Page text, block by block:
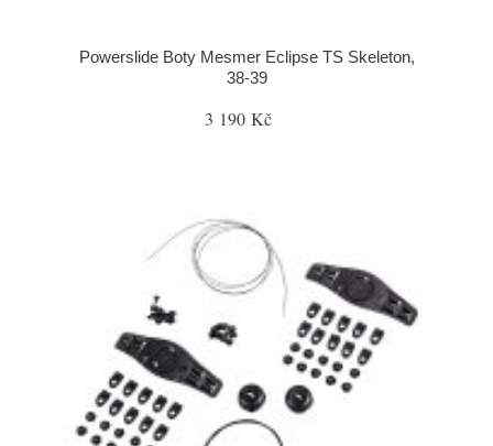
Powerslide Boty Mesmer Eclipse TS Skeleton,
38-39
3 190 Kč